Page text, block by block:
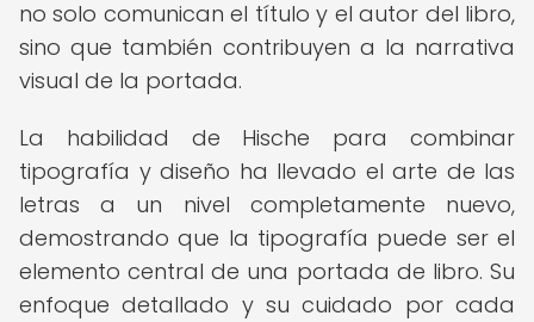
no solo comunican el título y el autor del libro,
sino que también contribuyen a la narrativa
visual de la portada.
La habilidad de Hische para combinar
tipografía y diseño ha llevado el arte de las
letras a un nivel completamente nuevo,
demostrando que la tipografía puede ser el
elemento central de una portada de libro. Su
enfoque detallado y su cuidado por cada